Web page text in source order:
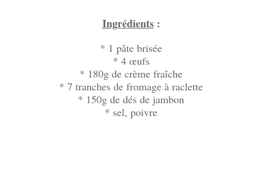
Ingrédients:
* 1 pâte brisée
* 4 œufs
* 180g de crème fraîche
* 7 tranches de fromage à raclette
* 150g de dés de jambon
* sel, poivre